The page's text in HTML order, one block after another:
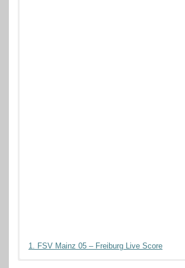
1. FSV Mainz 05 – Freiburg Live Score